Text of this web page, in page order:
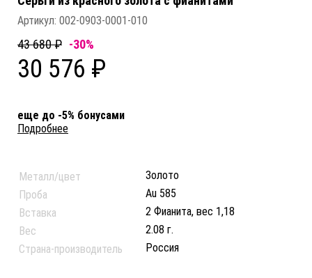
Артикул: 002-0903-0001-010
43 680 ₽ -30%
30 576 ₽
еще до -5% бонусами
Подробнее
Металл/цвет
Золото
Проба
Au 585
Вставка
2 Фианита, вес 1,18
Вес
2.08 г.
Страна-производитель
Россия